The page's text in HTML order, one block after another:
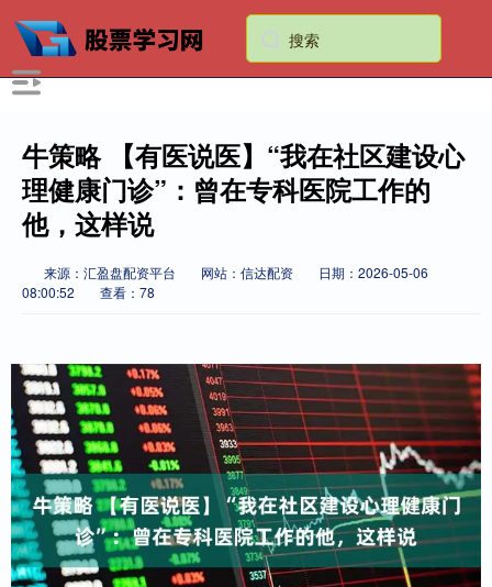
牛策略 【有医说医】“我在社区建设心
理健康门诊”：曾在专科医院工作的
他，这样说
来源：汇盈盘配资平台 网站：信达配资
日期：2026-05-06
08:00:52
查看：78